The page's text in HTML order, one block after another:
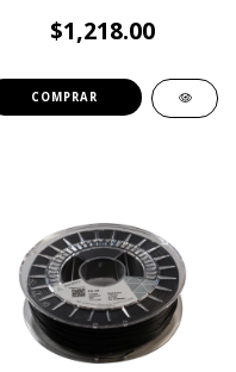
$1,218.00
COMPRAR